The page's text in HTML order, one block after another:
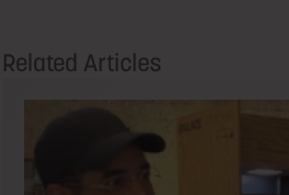
Related Articles